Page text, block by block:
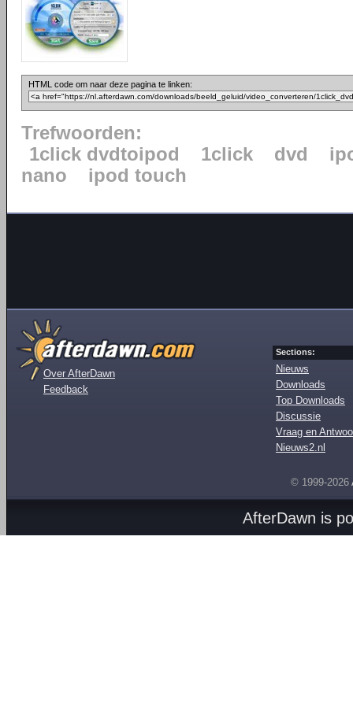
HTML code om naar deze pagina te linken:
Trefwoorden:
1click dvdtoipod
1click dvd
nano
ipod touch
Over AfterDawn
Feedback
Sections:
Nieuws
Downloads
Top Downloads
Discussie
Vraag en
Nieuws2.nl
© 1999-2026
AfterDawn is